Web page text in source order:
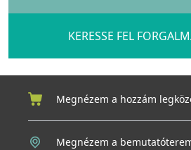
könnyen kivehetőakár
keretmegoldásnak köszönhetően,
beépítési mélység csak 320 mm
KERESSE FEL
Megnézem a hozzám
Megnézem a